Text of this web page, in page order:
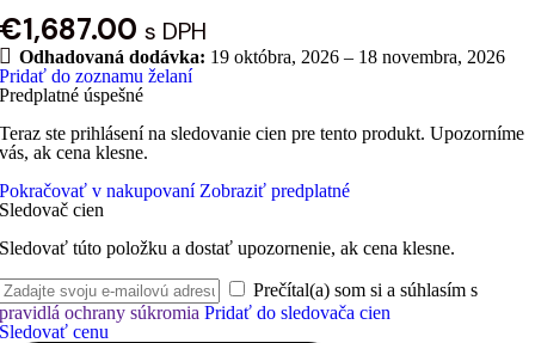
€1,687.00 s DPH
Odhadovaná dodávka: 19 októbra, 2026 – 18 novembra, 2026
Pridať do zoznamu želaní
Predplatné úspešné
Teraz ste prihlásení na sledovanie cien pre tento produkt. Upozorníme
vás, ak cena klesne.
Pokračovať v nakupovaní Zobraziť predplatné
Sledovač cien
Sledovať túto položku a dostať upozornenie, ak cena klesne.
Prečítal(a) som si a súhlasím s
pravidlá ochrany súkromia Pridať do sledovača cien
Sledovať cenu